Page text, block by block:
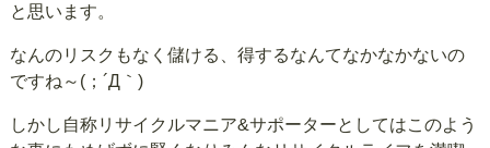
と思います。
なんのリスクもなく儲ける、得するなんてなかなかないの
ですね～(；´Д｀)
しかし自称リサイクルマニア&サポーターとしてはこのよう